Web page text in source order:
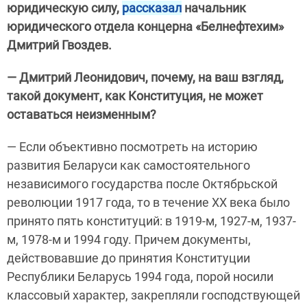
юридическую силу, рассказал начальник
юридического отдела концерна «Белнефтехим»
Дмитрий Гвоздев.
— Дмитрий Леонидович, почему, на ваш взгляд,
такой документ, как Конституция, не может
оставаться неизменным?
— Если объективно посмотреть на историю
развития Беларуси как самостоятельного
независимого государства после Октябрьской
революции 1917 года, то в течение XX века было
принято пять конституций: в 1919-м, 1927-м, 1937-
м, 1978-м и 1994 году. Причем документы,
действовавшие до принятия Конституции
Республики Беларусь 1994 года, порой носили
классовый характер, закрепляли господствующей